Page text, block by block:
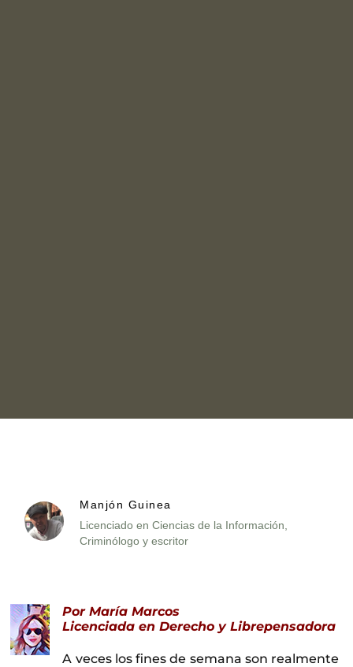
Manjón Guinea
Licenciado en Ciencias de la Información,
Criminólogo y escritor
Por María Marcos
Licenciada en Derecho y Librepensadora
A veces los fines de semana son realmente